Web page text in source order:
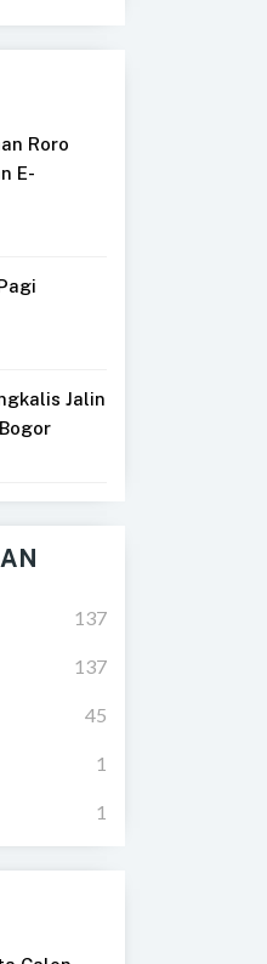
Roro
E-
Jalin
137
137
45
1
1